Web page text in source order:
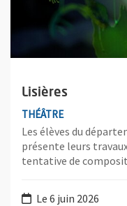
Lisières
THÉÂTRE
Les élèves du
présente leurs
tentative de
Le 6 juin 2026